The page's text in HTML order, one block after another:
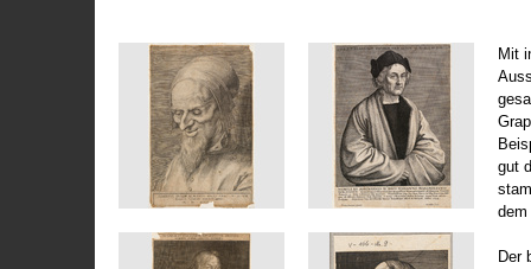
Mit
gut
dem
Der